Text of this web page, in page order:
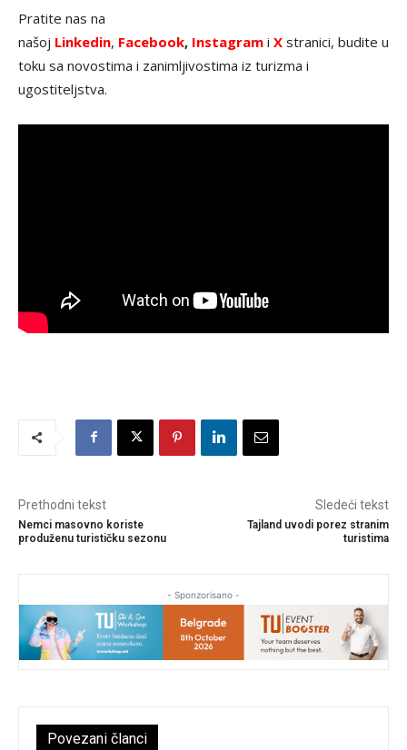
Pratite nas na
našoj Linkedin, Facebook, Instagram i X stranici, budite u
toku sa novostima i zanimljivostima iz turizma i
ugostiteljstva.
Prethodni tekst
Nemci masovno koriste
produženu turističku sezonu
Sledeći tekst
Tajland uvodi porez stranim
turistima
- Sponzorisano -
Povezani članci